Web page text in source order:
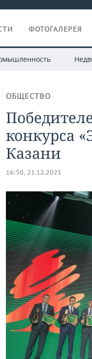
ФОТОГАЛЕРЕЯ
ОБЩЕСТВО
конкурса
Казани
16:50, 21.12.2021